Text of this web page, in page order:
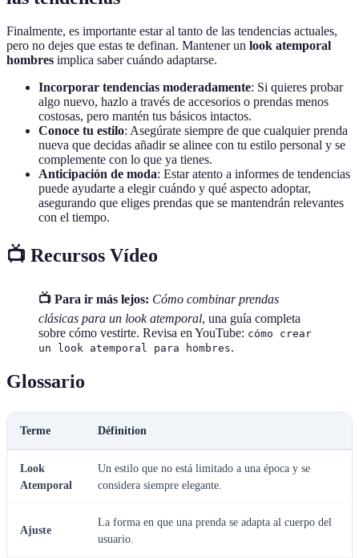
Finalmente, es importante estar al tanto de las tendencias actuales,
pero no dejes que estas te definan. Mantener un look atemporal
hombres implica saber cuándo adaptarse.
Incorporar tendencias moderadamente: Si quieres probar
algo nuevo, hazlo a través de accesorios o prendas menos
costosas, pero mantén tus básicos intactos.
Conoce tu estilo: Asegúrate siempre de que cualquier prenda
nueva que decidas añadir se alinee con tu estilo personal y se
complemente con lo que ya tienes.
Anticipación de moda: Estar atento a informes de tendencias
puede ayudarte a elegir cuándo y qué aspecto adoptar,
asegurando que eliges prendas que se mantendrán relevantes
con el tiempo.
📺 Recursos Vídeo
📺 Para ir más lejos: Cómo combinar prendas
clásicas para un look atemporal, una guía completa
sobre cómo vestirte. Revisa en YouTube: cómo crear
un look atemporal para hombres.
Glossario
Terme Définition
Look
Atemporal
Un estilo que no está limitado a una época y se
considera siempre elegante.
Ajuste
La forma en que una prenda se adapta al cuerpo del
usuario.